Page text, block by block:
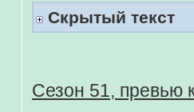
Скрытый текст
Сезон 51, превью